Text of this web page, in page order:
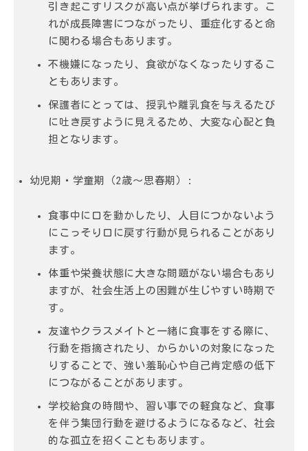
引き起こすリスクが高い点が挙げられます。こ
れが成長障害につながったり、重症化すると命
に関わる場合もあります。
不機嫌になったり、食欲がなくなったりするこ
ともあります。
保護者にとっては、授乳や離乳食を与えるたび
に吐き戻すように見えるため、大変な心配と負
担となります。
幼児期・学童期（2歳〜思春期） :
食事中に口を動かしたり、人目につかないよう
にこっそり口に戻す行動が見られることがあり
ます。
体重や栄養状態に大きな問題がない場合もあり
ますが、 社会生活上の困難が生じやすい時期で
す。
友達やクラスメイトと一緒に食事をする際に、
行動を指摘されたり、からかいの対象になった
りすることで、強い羞恥心や 自己肯定感の低下
につながることがあります。
学校給食の時間や、習い事での軽食など、食事
を伴う集団行動を避けるようになるなど、社会
的な孤立を招くこともあります。